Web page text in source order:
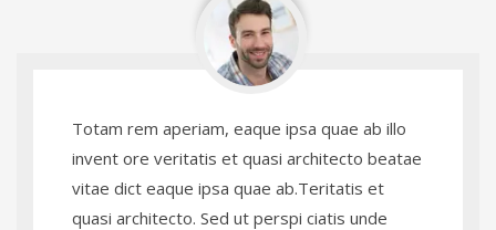
Totam rem aperiam, eaque ipsa quae ab illo
invent ore veritatis et quasi architecto beatae
vitae dict eaque ipsa quae ab.Teritatis et
quasi architecto. Sed ut perspi ciatis unde